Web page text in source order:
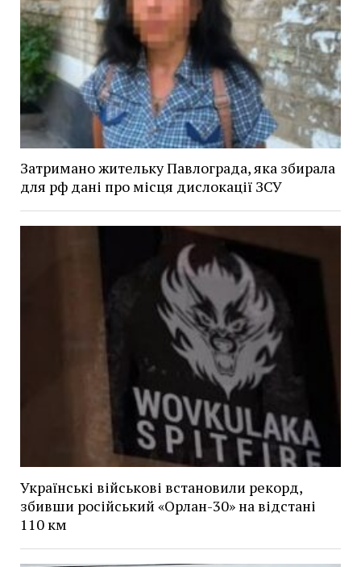
Затримано жительку Павлограда, яка збирала
для рф дані про місця дислокації ЗСУ
Українські військові встановили рекорд,
збивши російський «Орлан-30» на відстані
110 км